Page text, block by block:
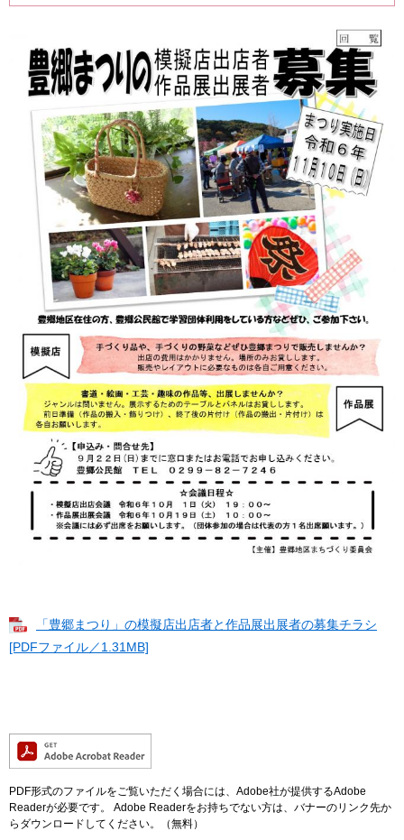
「豊郷まつり」の模擬店出店者と作品展出展者の募集チラシ
[PDFファイル／1.31MB]
PDF形式のファイルをご覧いただく場合には、Adobe社が提供するAdobe
Readerが必要です。
Adobe Readerをお持ちでない方は、バナーのリンク先か
らダウンロードしてください。（無料）